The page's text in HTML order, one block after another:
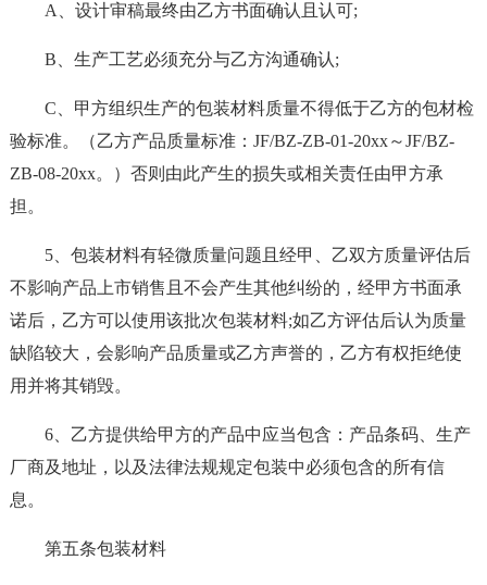
A、设计审稿最终由乙方书面确认且认可;
B、生产工艺必须充分与乙方沟通确认;
C、甲方组织生产的包装材料质量不得低于乙方的包材检
验标准。（乙方产品质量标准：JF/BZ-ZB-01-20xx～JF/BZ-
ZB-08-20xx。）否则由此产生的损失或相关责任由甲方承
担。
5、包装材料有轻微质量问题且经甲、乙双方质量评估后
不影响产品上市销售且不会产生其他纠纷的，经甲方书面承
诺后，乙方可以使用该批次包装材料;如乙方评估后认为质量
缺陷较大，会影响产品质量或乙方声誉的，乙方有权拒绝使
用并将其销毁。
6、乙方提供给甲方的产品中应当包含：产品条码、生产
厂商及地址，以及法律法规规定包装中必须包含的所有信
息。
第五条包装材料